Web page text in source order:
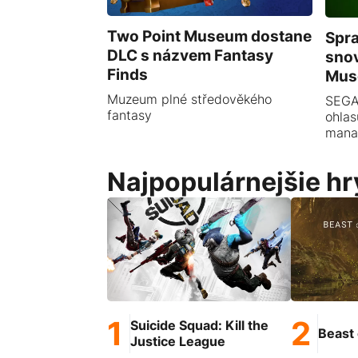
Two Point Museum dostane
DLC s názvem Fantasy
Finds
Muzeum plné středověkého
fantasy
Najpopulárnejšie
Suicide Squad: Kill the
Justice League
Beast